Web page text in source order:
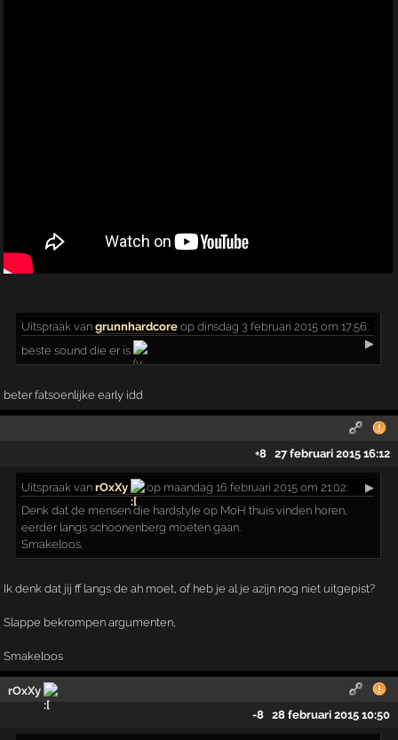
Uitspraak vangrunnhardcore op dinsdag 3 februari 2015 om 17:56:
▶
beste sound die er is
beter fatsoenlijke early idd
+8 27 februari 2015 16:12
Uitspraak vanrOxXy op maandag 16 februari 2015 om 21:02:
▶
Denk dat de mensen die hardstyle op MoH thuis vinden horen,
eerder langs schoonenberg moeten gaan.
Smakeloos.
Ik denk dat jij ff langs de ah moet, of heb je al je azijn nog niet uitgepist?
Slappe bekrompen argumenten,
Smakeloos
rOxXy
-8
28 februari 2015 10:50